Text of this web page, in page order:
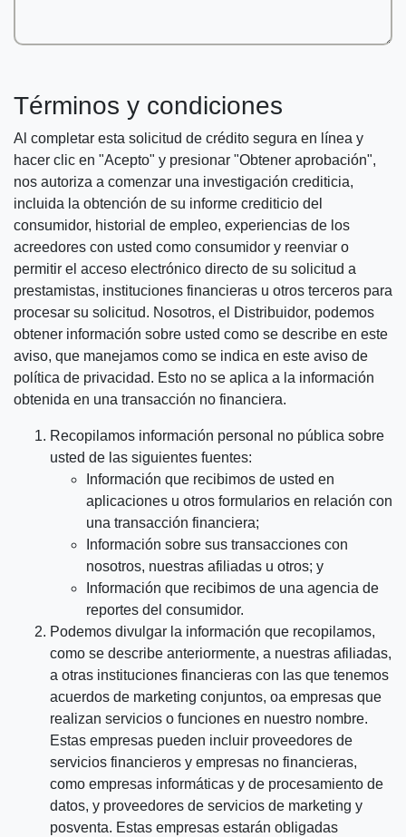
Términos y condiciones
Al completar esta solicitud de crédito segura en línea y
hacer clic en "Acepto" y presionar "Obtener aprobación",
nos autoriza a comenzar una investigación crediticia,
incluida la obtención de su informe crediticio del
consumidor, historial de empleo, experiencias de los
acreedores con usted como consumidor y reenviar o
permitir el acceso electrónico directo de su solicitud a
prestamistas, instituciones financieras u otros terceros para
procesar su solicitud. Nosotros, el Distribuidor, podemos
obtener información sobre usted como se describe en este
aviso, que manejamos como se indica en este aviso de
política de privacidad. Esto no se aplica a la información
obtenida en una transacción no financiera.
Recopilamos información personal no pública sobre
usted de las siguientes fuentes:
Información que recibimos de usted en
aplicaciones u otros formularios en relación con
una transacción financiera;
Información sobre sus transacciones con
nosotros, nuestras afiliadas u otros; y
Información que recibimos de una agencia de
reportes del consumidor.
Podemos divulgar la información que recopilamos,
como se describe anteriormente, a nuestras afiliadas,
a otras instituciones financieras con las que tenemos
acuerdos de marketing conjuntos, oa empresas que
realizan servicios o funciones en nuestro nombre.
Estas empresas pueden incluir proveedores de
servicios financieros y empresas no financieras,
como empresas informáticas y de procesamiento de
datos, y proveedores de servicios de marketing y
posventa. Estas empresas estarán obligadas